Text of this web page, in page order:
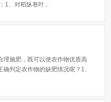
1、对稻纵卷叶...
理施肥，既可以使农作物优质高
判定农作物的缺肥情况呢？1、